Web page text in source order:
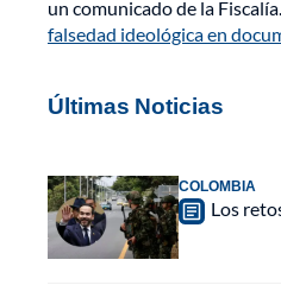
un comunicado de la Fiscalía.
falsedad ideológica en
Últimas Noticias
COLOMBIA
Los